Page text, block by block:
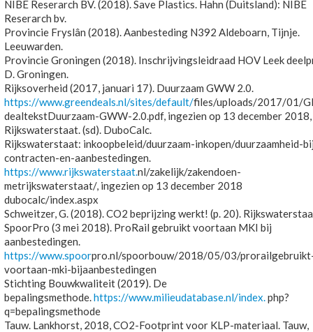
NIBE Reserarch BV. (2018). Save Plastics. Hahn (Duitsland): NIBE
Reserarch bv.
Provincie Fryslân (2018). Aanbesteding N392 Aldeboarn, Tijnje.
Leeuwarden.
Provincie Groningen (2018). Inschrijvingsleidraad HOV Leek
D. Groningen.
Rijksoverheid (2017, januari 17). Duurzaam GWW 2.0.
https://www.greendeals.nl/sites/default/files/uploads/2017/01/
dealtekstDuurzaam-GWW-2.0.pdf, ingezien op 13 december 2018,
Rijkswaterstaat. (sd). DuboCalc.
Rijkswaterstaat: inkoopbeleid/duurzaam-inkopen/duurzaamheid-
contracten-en-aanbestedingen.
https://www.rijkswaterstaat.nl/zakelijk/zakendoen-
metrijkswaterstaat/, ingezien op 13 december 2018
dubocalc/index.aspx
Schweitzer, G. (2018). CO2 beprijzing werkt! (p. 20).
SpoorPro (3 mei 2018). ProRail gebruikt voortaan MKI bij
aanbestedingen.
https://www.spoorpro.nl/spoorbouw/2018/05/03/
voortaan-mki-bijaanbestedingen
Stichting Bouwkwaliteit (2019). De
bepalingsmethode.https://www.milieudatabase.nl/index.php?
q=bepalingsmethode
Tauw. Lankhorst, 2018, CO2-Footprint voor KLP-materiaal. Tauw,